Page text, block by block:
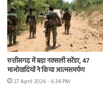
छत्तीसगढ़ में बड़ा नक्सली सरेंडर, 47
माओवादियों ने किया आत्मसमर्पण
27 April 2026 - 6:34 PM